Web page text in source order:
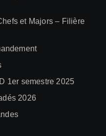
et Majors – Filière
1er semestre 2025
2026